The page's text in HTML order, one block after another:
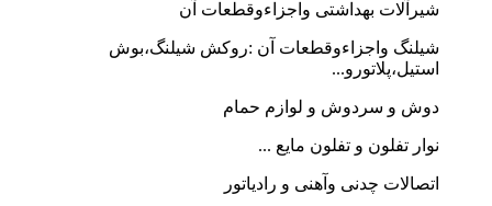
شیرآلات بهداشتی واجزاءوقطعات آن
شیلنگ واجزاءوقطعات آن :روکش شیلنگ،بوش
استیل،پلاتورو...
دوش و سردوش و لوازم حمام
نوار تفلون و تفلون مایع ...
اتصالات چدنی وآهنی و رادیاتور